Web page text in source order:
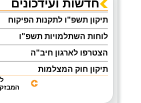
חדשות ועידכונים
תיקון תשפ"ו לתקנות הפיקוח
לוחות השתלמויות תשפ"ו
הצטרפו לארגון חיב"ה
תיקון חוק המצלמות
אוגדן הנחיות להפעלת מעון